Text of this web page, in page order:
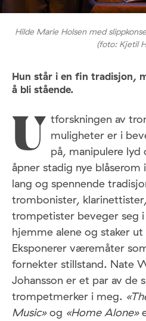
Hilde Marie Holsen med
(foto: Kjetil
Hun står i en fin tradisjon,
å bli stående.
U tforskningen av
muligheter er i
på, manipulere
åpner stadig nye blåserom
lang og spennende
trombonister,
trompetister beveger seg
hjemme alene og staker
Eksponerer væremåter
fornekter stillstand. Nate
Johansson er et par av de
trompetmerker i meg.
Music»og «Home Alone»